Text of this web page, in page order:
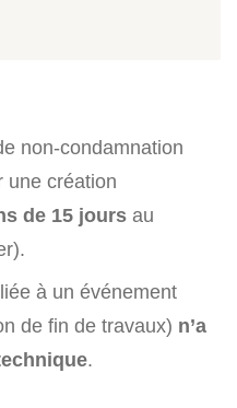
non-condamnation
une création
de 15 jours au
à un événement
de fin de travaux) n’a
.